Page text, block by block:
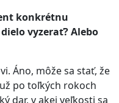
konkrétnu
vyzerať? Alebo
Áno, môže sa stať, že
po toľkých rokoch
dar, v akej veľkosti sa